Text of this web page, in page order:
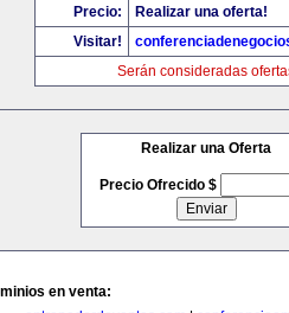
Precio:
Realizar una oferta!
Visitar!
Serán consideradas
Realizar una Oferta
Precio Ofrecido $
en venta: